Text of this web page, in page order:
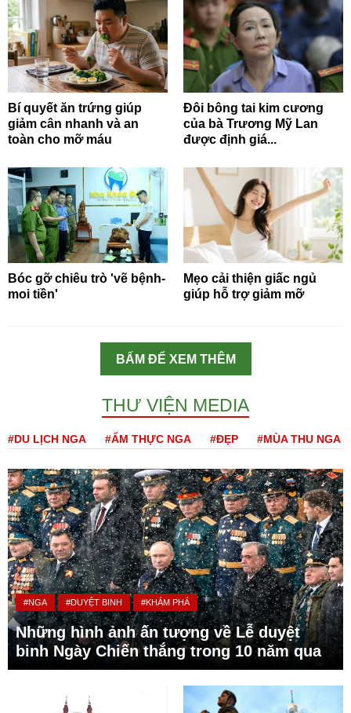
Bí quyết ăn trứng giúp
giảm cân nhanh và an
toàn cho mỡ máu
Đôi bông tai kim cương
của bà Trương Mỹ Lan
được định giá...
Bóc gỡ chiêu trò 'vẽ bệnh-
moi tiền'
Mẹo cải thiện giấc ngủ
giúp hỗ trợ giảm mỡ
BẤM ĐỂ XEM THÊM
THƯ VIỆN MEDIA
#DU LỊCH NGA #ẨM THỰC NGA #ĐẸP #MÙA THU NGA
#NGA #DUYỆT BINH #KHÁM PHÁ
Những hình ảnh ấn tượng về Lễ duyệt
binh Ngày Chiến thắng trong 10 năm qua